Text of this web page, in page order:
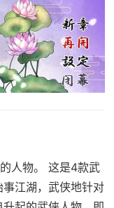
人物。 这是4款武
江湖，武侠地针对